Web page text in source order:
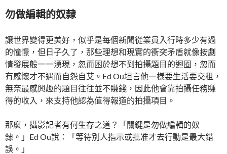
勿做編輯的奴隸
讓世界變得更美好，似乎是每個新聞從業員入行時多少有過
的憧憬，但日子久了，那些理想和現實的衝突矛盾就像按劇
情發展般一一湧現，忽而困於想不到拍攝題目的迴圈，忽而
有感懷才不遇而自怨自艾。Ed Ou坦言他一樣要生活要交租，
無奈最感興趣的題目往往並不賺錢，因此他會靠拍攝任務賺
得的收入，來支持他認為值得報道的拍攝項目。
那麼，攝影記者有何生存之道？「關鍵是勿做編輯的奴
隸。」Ed Ou說：「等待別人指示或批准才去行動是最大錯
誤。」